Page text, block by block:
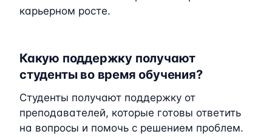
карьерном росте.
Какую поддержку получают
студенты во время обучения?
Студенты получают поддержку от
преподавателей, которые готовы ответить
на вопросы и помочь с решением проблем.